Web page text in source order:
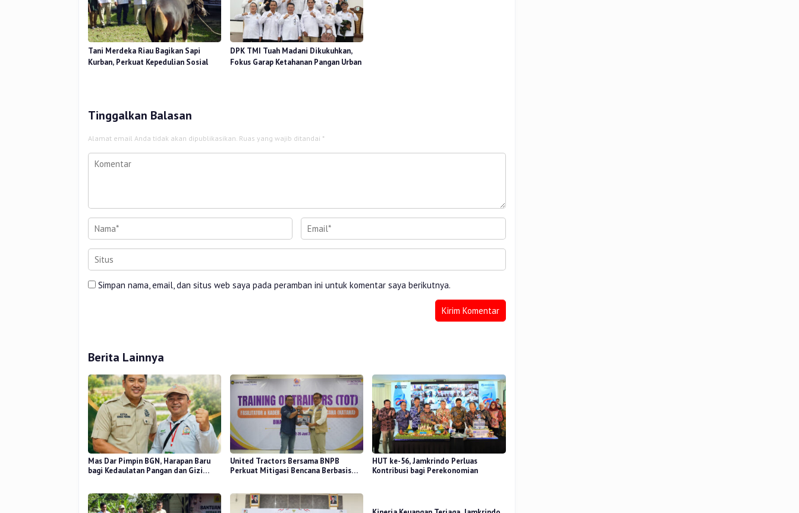
Tani Merdeka Riau Bagikan Sapi
Kurban, Perkuat Kepedulian Sosial
DPK TMI Tuah Madani Dikukuhkan,
Fokus Garap Ketahanan Pangan Urban
Tinggalkan Balasan
Alamat email Anda tidak akan dipublikasikan. Ruas yang wajib ditandai *
Simpan nama, email, dan situs web saya pada peramban ini untuk komentar saya berikutnya.
Berita Lainnya
Mas Dar Pimpin BGN, Harapan Baru
bagi Kedaulatan Pangan dan Gizi
United Tractors Bersama BNPB
Perkuat Mitigasi Bencana Berbasis
HUT ke-56, Jamkrindo Perluas
Kontribusi bagi Perekonomian